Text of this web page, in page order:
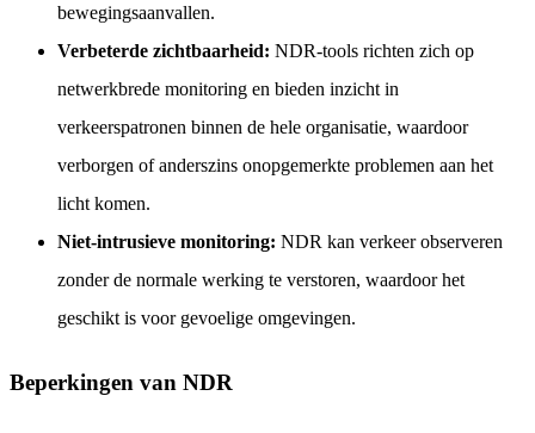
bewegingsaanvallen.
Verbeterde zichtbaarheid: NDR-tools richten zich op
netwerkbrede monitoring en bieden inzicht in
verkeerspatronen binnen de hele organisatie, waardoor
verborgen of anderszins onopgemerkte problemen aan het
licht komen.
Niet-intrusieve monitoring: NDR kan verkeer observeren
zonder de normale werking te verstoren, waardoor het
geschikt is voor gevoelige omgevingen.
Beperkingen van NDR